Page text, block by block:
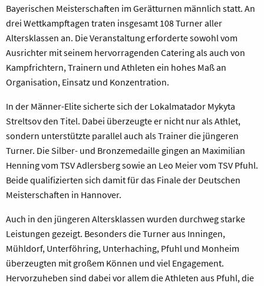
Bayerischen Meisterschaften im Gerätturnen männlich statt. An
drei Wettkampftagen traten insgesamt 108 Turner aller
Altersklassen an. Die Veranstaltung erforderte sowohl vom
Ausrichter mit seinem hervorragenden Catering als auch von
Kampfrichtern, Trainern und Athleten ein hohes Maß an
Organisation, Einsatz und Konzentration.
In der Männer-Elite sicherte sich der Lokalmatador Mykyta
Streltsov den Titel. Dabei überzeugte er nicht nur als Athlet,
sondern unterstützte parallel auch als Trainer die jüngeren
Turner. Die Silber- und Bronzemedaille gingen an Maximilian
Henning vom TSV Adlersberg sowie an Leo Meier vom TSV Pfuhl.
Beide qualifizierten sich damit für das Finale der Deutschen
Meisterschaften in Hannover.
Auch in den jüngeren Altersklassen wurden durchweg starke
Leistungen gezeigt. Besonders die Turner aus Inningen,
Mühldorf, Unterföhring, Unterhaching, Pfuhl und Monheim
überzeugten mit großem Können und viel Engagement.
Hervorzuheben sind dabei vor allem die Athleten aus Pfuhl, die